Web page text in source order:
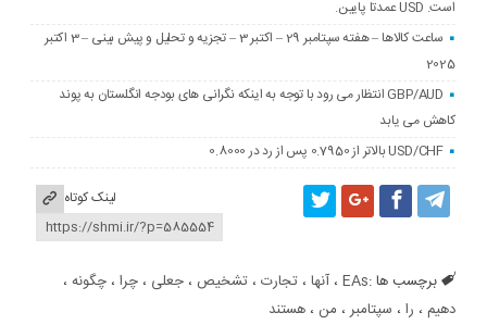
است. USD عمدتا پایین.
ساعت کالاها – هفته سپتامبر 29 – اکتبر 3 – تجزیه و تحلیل و پیش بینی – 3 اکتبر
2025
GBP/AUD انتظار می رود با توجه به اینکه نگرانی های بودجه انگلستان به پوند
کاهش می یابد
USD/CHF بالاتر از 0.7950 پس از رد در 0.8000
لینک کوتاه
برچسب ها :EAs ،آنها ،تجارت ،تشخیص ،جعلی ،چرا ،چگونه ،
دهیم ، را ، سپتامبر ، من ،هستند